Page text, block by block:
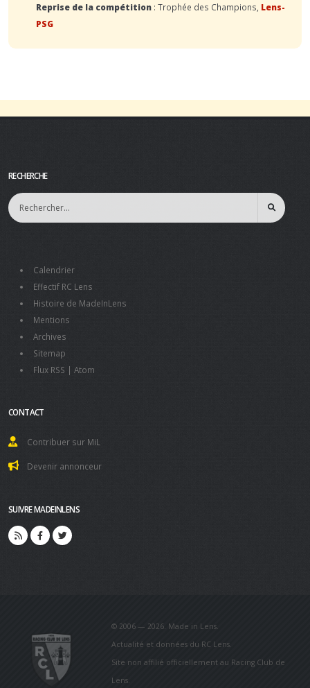
Reprise de la compétition : Trophée des Champions, Lens-
PSG
RECHERCHE
Calendrier
Effectif RC Lens
Histoire de MadeInLens
Mentions
Archives
Sitemap
Flux RSS | Atom
CONTACT
Contribuer sur MiL
Devenir annonceur
SUIVRE MADEINLENS
© 2006 — 2026. Made in Lens.
Actualité et données du RC Lens.
Site non affilié officiellement au Racing Club de
Lens.